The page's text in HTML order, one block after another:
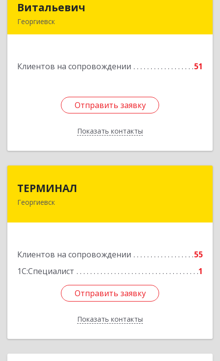
Витальевич
Георгиевск
Клиентов на сопровождении 51
Отправить заявку
Показать контакты
Отправить заявку
Назад
ТЕРМИНАЛ
Георгиевск
Клиентов на сопровождении
55
1С:Специалист
1
Отправить заявку
Показать контакты
357820, Ставропольский край, Георгиевск г,
Отправить заявку
Назад